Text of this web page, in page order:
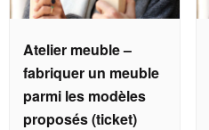
Atelier meuble –
fabriquer un meuble
parmi les modèles
proposés (ticket)